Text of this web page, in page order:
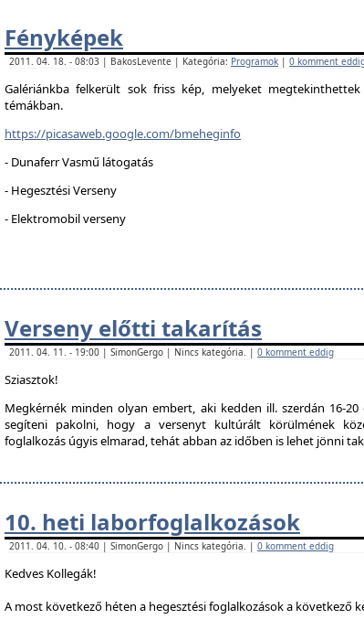
Fényképek
2011. 04. 18. - 08:03 | BakosLevente | Kategória: Programok | 0 komment
Galériánkba felkerült sok friss kép, melyeket
témákban.
https://picasaweb.google.com/bmeheginfo
- Dunaferr Vasmű látogatás
- Hegesztési Verseny
- Elektromobil verseny
Verseny előtti takarítás
2011. 04. 11. - 19:00 | SimonGergo | Nincs kategória. | 0 komment eddig
Sziasztok!
Megkérnék minden olyan embert, aki kedden ill. szerdán 16-
segíteni pakolni, hogy a versenyt kultúrált körülmének
foglalkozás úgyis elmarad, tehát abban az időben is lehet jönni
10. heti laborfoglalkozások
2011. 04. 10. - 08:40 | SimonGergo | Nincs kategória. | 0 komment eddig
Kedves Kollegák!
A most következő héten a hegesztési foglalkozások a következő